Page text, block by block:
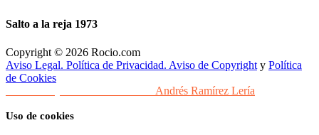
Salto a la reja 1973
Copyright © 2026 Rocio.com
Aviso Legal. Política de Privacidad. Aviso de Copyright y Política
de Cookies
Andrés Ramírez Lería
Uso de cookies